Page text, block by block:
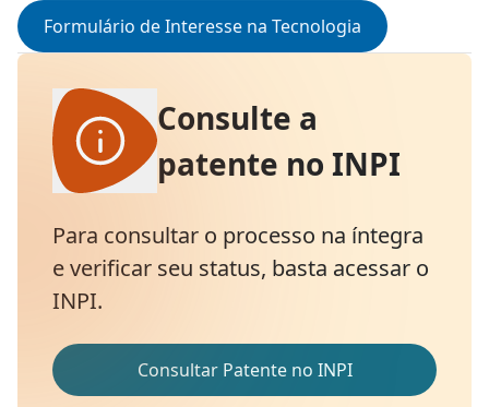
Formulário de Interesse na Tecnologia
Consulte a
patente no INPI
Para consultar o processo na íntegra
e verificar seu status, basta acessar o
INPI.
Consultar Patente no INPI